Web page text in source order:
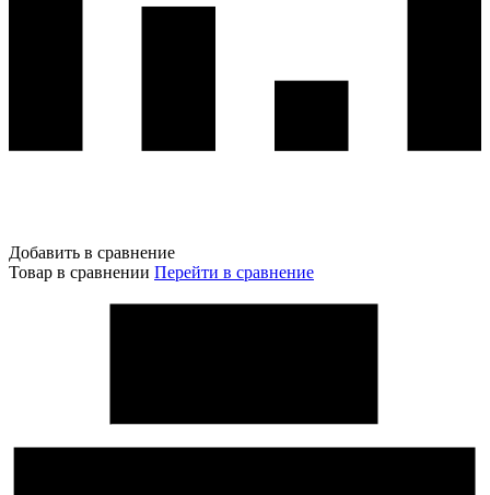
Добавить в сравнение
Товар в сравнении Перейти в сравнение